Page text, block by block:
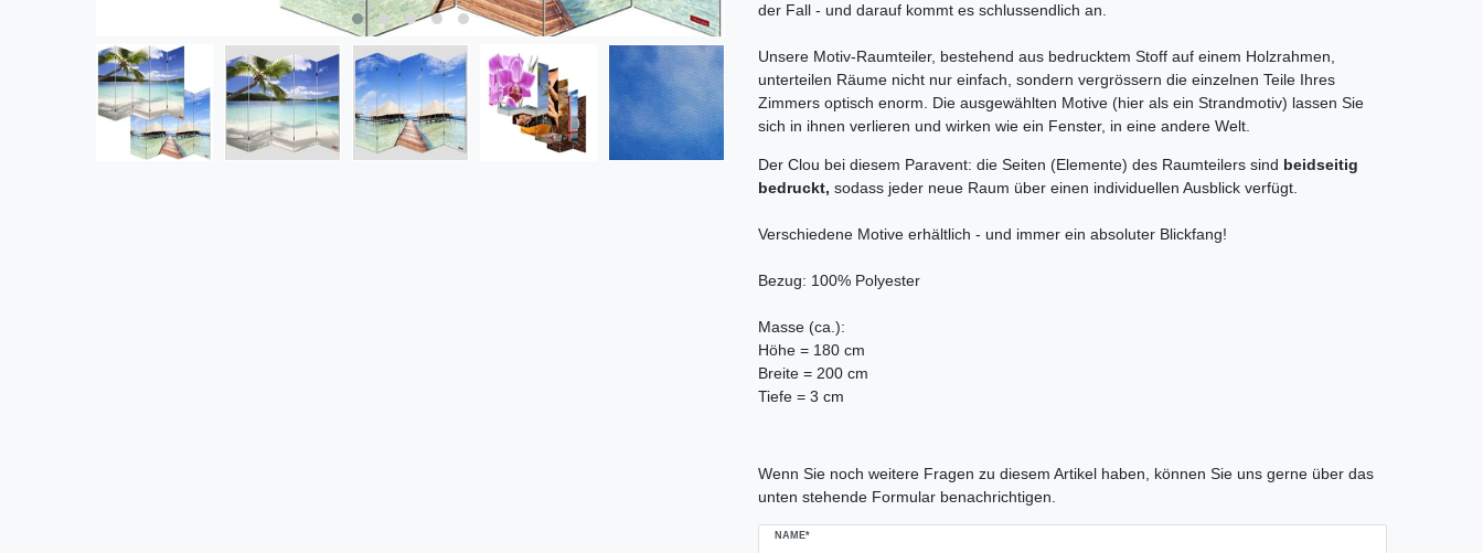
der Fall - und darauf kommt es schlussendlich an.
Unsere Motiv-Raumteiler, bestehend aus bedrucktem Stoff auf einem Holzrahmen,
unterteilen Räume nicht nur einfach, sondern vergrössern die einzelnen Teile Ihres
Zimmers optisch enorm. Die ausgewählten Motive (hier als ein Strandmotiv) lassen Sie
sich in ihnen verlieren und wirken wie ein Fenster, in eine andere Welt.
Der Clou bei diesem Paravent: die Seiten (Elemente) des Raumteilers sind beidseitig
bedruckt, sodass jeder neue Raum über einen individuellen Ausblick verfügt.
Verschiedene Motive erhältlich - und immer ein absoluter Blickfang!
Bezug: 100% Polyester
Masse (ca.):
Höhe = 180 cm
Breite = 200 cm
Tiefe = 3 cm
Wenn Sie noch weitere Fragen zu diesem Artikel haben, können Sie uns gerne über das
unten stehende Formular benachrichtigen.
NAME*